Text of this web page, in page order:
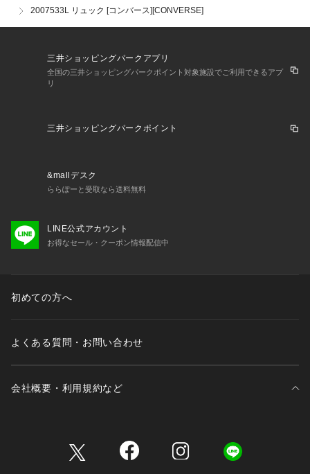
2007533L リュック [コンバース][CONVERSE]
三井ショッピングパークアプリ
全国の三井ショッピングパークポイント対象施設でご利用できるアプ
リ
三井ショッピングパークポイント
&mallデスク
ららぽーと受取なら送料無料
LINE公式アカウント
お得なセール・クーポン情報配信中
初めての方へ
よくある質問・お問い合わせ
会社概要・利用規約など